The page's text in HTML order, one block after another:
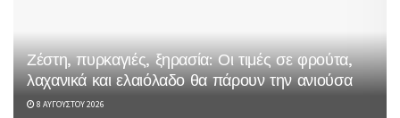
Ζέστη, πυρκαγιές, ξηρασία: Οι τιμές σε φρούτα,
λαχανικά και ελαιόλαδο θα πάρουν την ανιούσα
8 ΑΥΓΟΎΣΤΟΥ 2026